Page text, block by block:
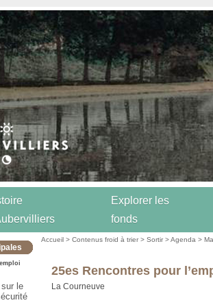
Explorer les
fonds
sur le
Accueil >Contenus froid à trier >Sortir >Agenda >
25es Rencontres pour
La Courneuve